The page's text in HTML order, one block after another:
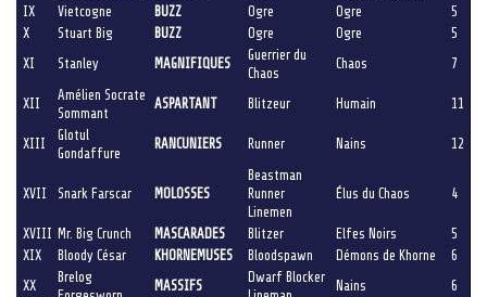
IX Vietcogne BUZZ Ogre Ogre
5
X
Stuart Big BUZZ Ogre Ogre
5
XI
Stanley MAGNIFIQUES
Guerrier du
Chaos
Chaos 7
XII
Amélien Socrate
Sommant
ASPARTANT Blitzeur Humain 11
XIII
Glotul
Gondaffure
RANCUNIERS Runner Nains 12
XVII Snark Farscar MOLOSSES
Beastman
Runner
Linemen
Élus du Chaos 4
XVIII Mr. Big Crunch MASCARADES Blitzer Elfes Noirs
5
XIX
Bloody César KHORNEMUSES Bloodspawn Démons de Khorne
6
XX
Brelog
MASSIFS
Dwarf Blocker
Nains 6